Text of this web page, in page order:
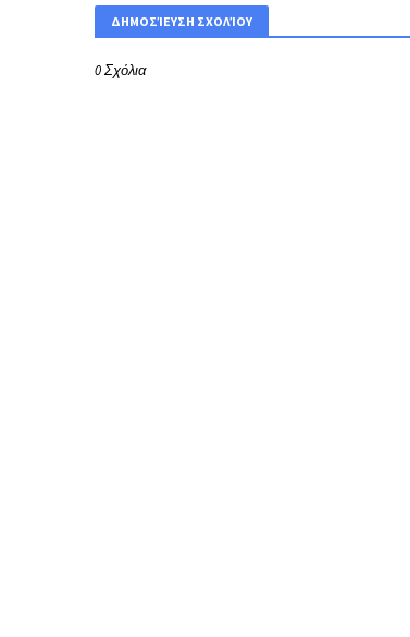
ΔΗΜΟΣΊΕΥΣΗ ΣΧΟΛΊΟΥ
0 Σχόλια